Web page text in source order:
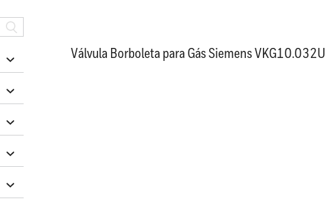
Válvula Borboleta para Gás Siemens VKG10.032U